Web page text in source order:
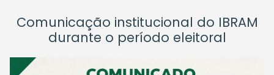
Comunicação institucional do IBRAM
durante o período eleitoral